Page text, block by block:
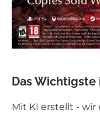
Das Wichtigste
Mit KI erstellt -